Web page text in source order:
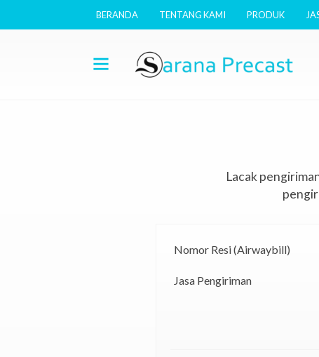
BERANDA TENTANG KAMI PRODUK
Lacak
Nomor Resi (Airwaybill)
Jasa Pengiriman